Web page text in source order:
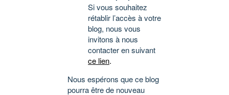
Si vous souhaitez
rétablir l’accès à votre
blog, nous vous
invitons à nous
contacter en suivant
ce lien.
Nous espérons que ce blog
pourra être de nouveau